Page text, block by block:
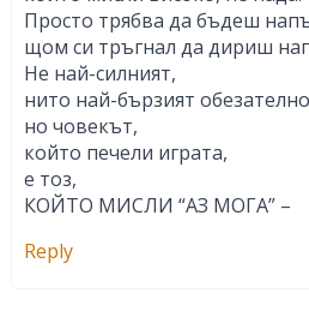
Просто трябва да бъдеш
щом си тръгнал да дириш
Не най-силният,
нито най-бързият
но човекът,
който печели играта,
е тоз,
КОЙТО МИСЛИ “АЗ МОГА” –
Reply